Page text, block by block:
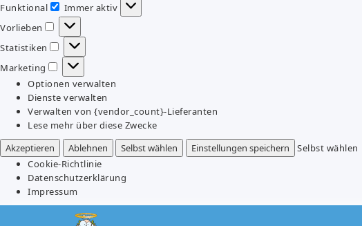
Funktional
Funktional
Immer aktiv
Vorlieben
Vorlieben
Statistiken
Statistiken
Marketing
Marketing
Optionen verwalten
Dienste verwalten
Verwalten von {vendor_count}-Lieferanten
Lese mehr über diese Zwecke
Akzeptieren
Ablehnen Selbst wählen Einstellungen speichern
Selbst wählen
Cookie-Richtlinie
Datenschutzerklärung
Impressum